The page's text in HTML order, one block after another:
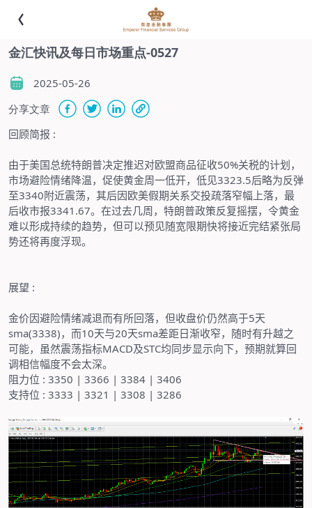
金汇快讯及每日市场重点-0527
2025-05-26
分享文章
回顾简报 :
由于美国总统特朗普决定推迟对欧盟商品征收50%关税的计划，
市场避险情绪降温，促使黄金周一低开，低见3323.5后略为反弹
至3340附近震荡，其后因欧美假期关系交投疏落窄幅上落，最
后收市报3341.67。在过去几周，特朗普政策反复摇摆，令黄金
难以形成持续的趋势，但可以预见随宽限期快将接近完结紧张局
势还将再度浮现。
展望 :
金价因避险情绪减退而有所回落，但收盘价仍然高于5天
sma(3338)，而10天与20天sma差距日渐收窄，随时有升越之
可能，虽然震荡指标MACD及STC均同步显示向下，预期就算回
调相信幅度不会太深。
阻力位 : 3350 | 3366 | 3384 | 3406
支持位 : 3333 | 3321 | 3308 | 3286